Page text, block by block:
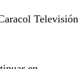
Televisión